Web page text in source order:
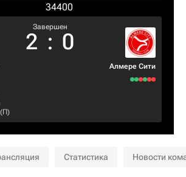
34400
Завершен
2 : 0
Алмере Сити
(П)
Статистика Новости